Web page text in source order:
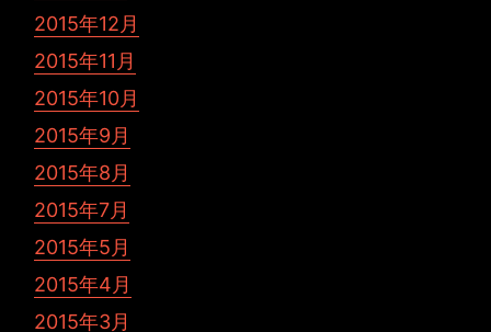
2015年12月
2015年11月
2015年10月
2015年9月
2015年8月
2015年7月
2015年5月
2015年4月
2015年3月